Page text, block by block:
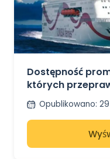
Dostępność
których
Francją i
miejsca?
Opublikowano: